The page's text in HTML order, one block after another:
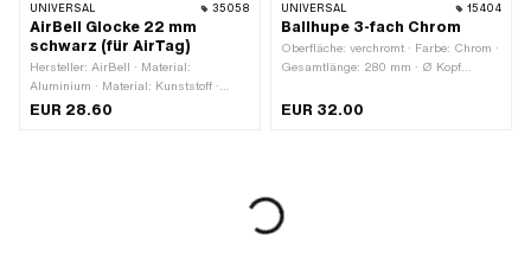
UNIVERSAL 35058
AirBell Glocke 22 mm
schwarz (für AirTag)
Hersteller: AirBell · Material:
Aluminium · Material: Kunststoff ·
Oberfläche: lackiert · Farbe: schwarz ·
EUR 28.60
UNIVERSAL 15404
Ballhupe 3-fach Chrom
Oberfläche: verchromt · Farbe: Chrom ·
Gesamtlänge: 280 mm · Ø Kopf
EUR 32.00